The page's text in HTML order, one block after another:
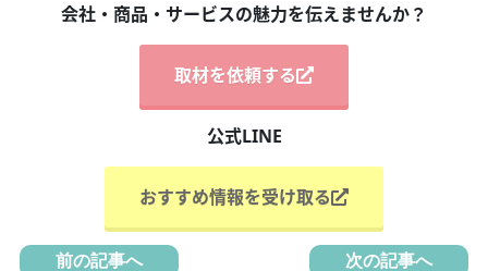
会社・商品・サービスの魅力を伝えませんか？
取材を依頼する
公式LINE
おすすめ情報を受け取る
前の記事へ 次の記事へ